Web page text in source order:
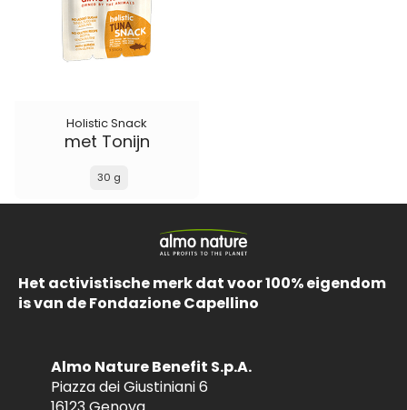
Holistic Snack
met Tonijn
30 g
Het activistische merk dat voor 100% eigendom
is van de Fondazione Capellino
Almo Nature Benefit S.p.A.
Piazza dei Giustiniani 6